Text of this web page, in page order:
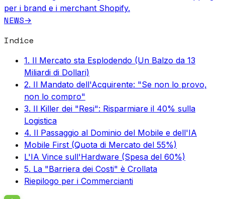
per i brand e i merchant Shopify.
NEWS→
Indice
1. Il Mercato sta Esplodendo (Un Balzo da 13
Miliardi di Dollari)
2. Il Mandato dell'Acquirente: "Se non lo provo,
non lo compro"
3. Il Killer dei "Resi": Risparmiare il 40% sulla
Logistica
4. Il Passaggio al Dominio del Mobile e dell'IA
Mobile First (Quota di Mercato del 55%)
L'IA Vince sull'Hardware (Spesa del 60%)
5. La "Barriera dei Costi" è Crollata
Riepilogo per i Commercianti